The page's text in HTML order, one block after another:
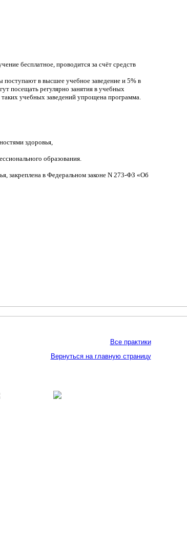
бесплатное, проводится за счёт средств
поступают в высшее учебное заведение и 5% в
посещать регулярно занятия в учебных
учебных заведений упрощена программа.
здоровья,
образования.
закреплена в Федеральном законе N 273-ФЗ «Об
Все практики
Вернуться на главную страницу